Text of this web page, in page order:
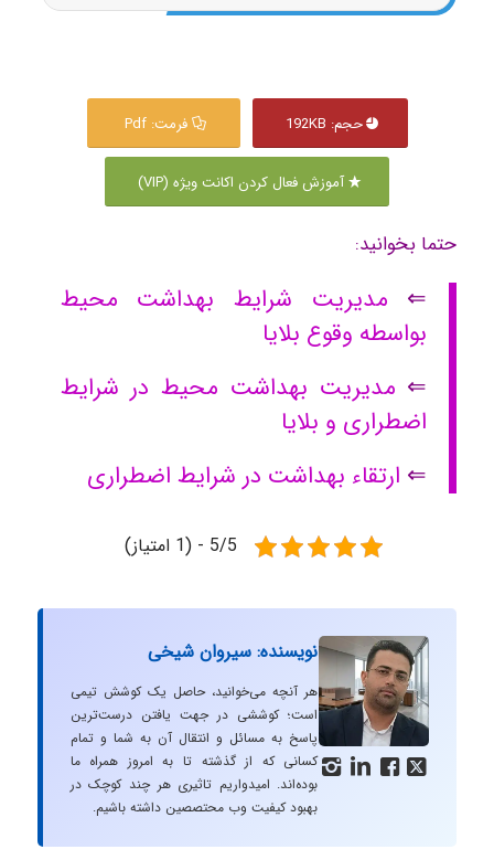
حجم: 192KB فرمت: Pdf
آموزش فعال کردن اکانت ویژه (VIP)
حتما بخوانید:
⇐ مدیریت شرایط بهداشت محیط
بواسطه وقوع بلایا
⇐ مدیریت بهداشت محیط در شرایط
اضطراری و بلایا
⇐ ارتقاء بهداشت در شرایط اضطراری
5/5 - (1 امتیاز)
   
نویسنده: سیروان شیخی
هر آنچه می‌خوانید، حاصل یک کوشش تیمی
است؛ کوششی در جهت یافتن درست‌ترین
پاسخ به مسائل و انتقال آن به شما و تمام
کسانی که از گذشته تا به امروز همراه ما
بوده‌اند. امیدواریم تاثیری هر چند کوچک در
بهبود کیفیت وب محتصصین داشته باشیم.